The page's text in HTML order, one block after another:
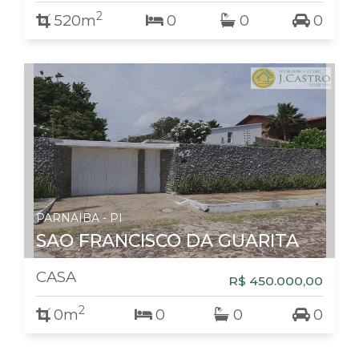
520m2 0 0 0
PARNAIBA - PI
SAO FRANCISCO DA GUARITA
CASA R$ 450.000,00
0m2 0 0 0